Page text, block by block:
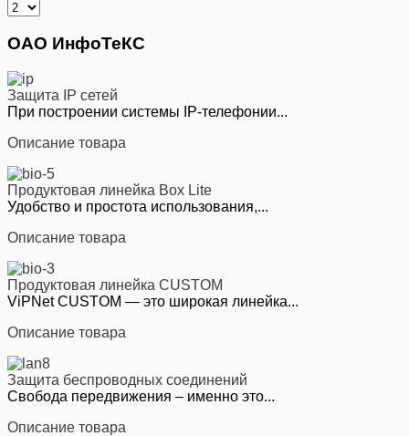
ОАО ИнфоТеКС
Защита IP сетей
При построении системы IP-телефонии...
Описание товара
Продуктовая линейка Box Lite
Удобство и простота использования,...
Описание товара
Продуктовая линейка CUSTOM
ViPNet CUSTOM — это широкая линейка...
Описание товара
Защита беспроводных соединений
Свобода передвижения – именно это...
Описание товара